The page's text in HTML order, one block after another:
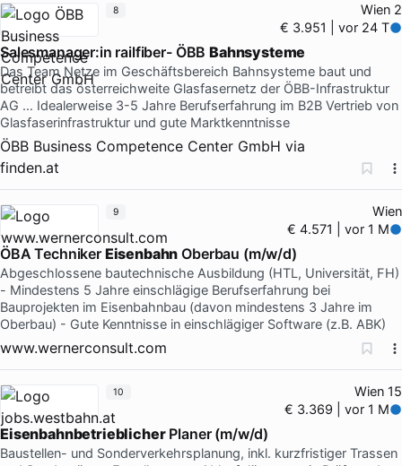
Wien 2
€ 3.951 | vor 24 T
Salesmanager:in railfiber- ÖBBBahnsysteme
Das Team Netze im Geschäftsbereich Bahnsysteme baut und
betreibt das österreichweite Glasfasernetz der ÖBB-Infrastruktur
AG … Idealerweise 3-5 Jahre Berufserfahrung im B2B Vertrieb von
Glasfaserinfrastruktur und gute Marktkenntnisse
ÖBB Business Competence Center GmbH via
finden.at
8
Wien
€ 4.571 | vor 1 M
ÖBA Techniker Eisenbahn Oberbau (m/w/d)
Abgeschlossene bautechnische Ausbildung (HTL, Universität, FH)
- Mindestens 5 Jahre einschlägige Berufserfahrung bei
Bauprojekten im Eisenbahnbau (davon mindestens 3 Jahre im
Oberbau) - Gute Kenntnisse in einschlägiger Software (z.B. ABK)
www.wernerconsult.com
9
Wien 15
€ 3.369 | vor 1 M
EisenbahnbetrieblicherPlaner (m/w/d)
Baustellen- und Sonderverkehrsplanung, inkl. kurzfristiger Trassen
10